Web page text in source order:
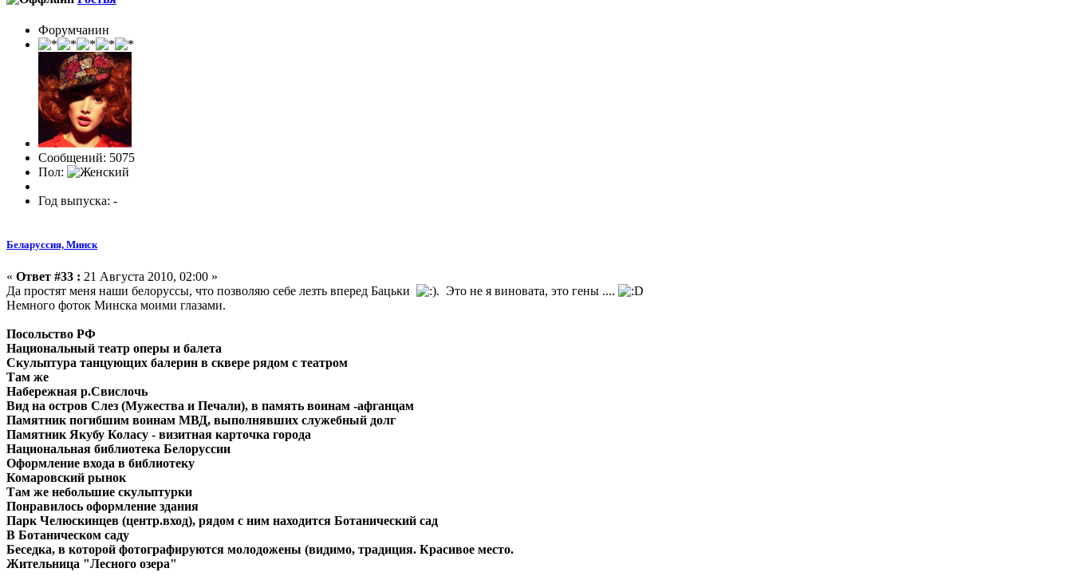
Форумчанин
Сообщений: 5075
Пол:
Год выпуска: -
Беларуссия, Минск
« Ответ #33 : 21 Августа 2010, 02:00 »
Да простят меня наши белоруссы, что позволяю себе лезть вперед Бацьки
. Это не я виновата, это гены ....
Немного фоток Минска моими глазами.
Посольство РФ
Национальный театр оперы и балета
Скульптура танцующих балерин в сквере рядом с театром
Там же
Набережная р.Свислочь
Вид на остров Слез (Мужества и Печали), в память воинам -афганцам
Памятник погибшим воинам МВД, выполнявших служебный долг
Памятник Якубу Коласу - визитная карточка города
Национальная библиотека Белоруссии
Оформление входа в библиотеку
Комаровский рынок
Там же небольшие скульптурки
Понравилось оформление здания
Парк Челюскинцев (центр.вход), рядом с ним находится Ботанический сад
В Ботаническом саду
Беседка, в которой фотографируются молодожены (видимо, традиция. Красивое место.
Жительница "Лесного озера"